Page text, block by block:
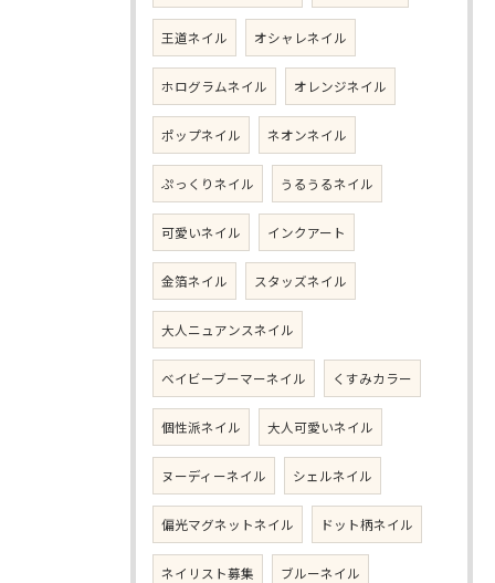
王道ネイル オシャレネイル
ホログラムネイル オレンジネイル
ポップネイル ネオンネイル
ぷっくりネイル うるうるネイル
可愛いネイル インクアート
金箔ネイル スタッズネイル
大人ニュアンスネイル
ベイビーブーマーネイル くすみカラー
個性派ネイル 大人可愛いネイル
ヌーディーネイル シェルネイル
偏光マグネットネイル ドット柄ネイル
ネイリスト募集 ブルーネイル